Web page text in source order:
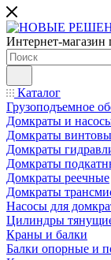
Интернет-магазин
Каталог
Грузоподъемное
Домкраты и
Домкраты
Домкраты
Домкраты
Домкраты реечные
Домкраты
Насосы для
Цилиндры
Краны и балки
Балки опорные и